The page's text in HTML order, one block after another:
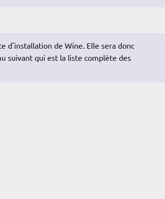
d'installation de Wine. Elle sera donc
suivant qui est la liste complète des